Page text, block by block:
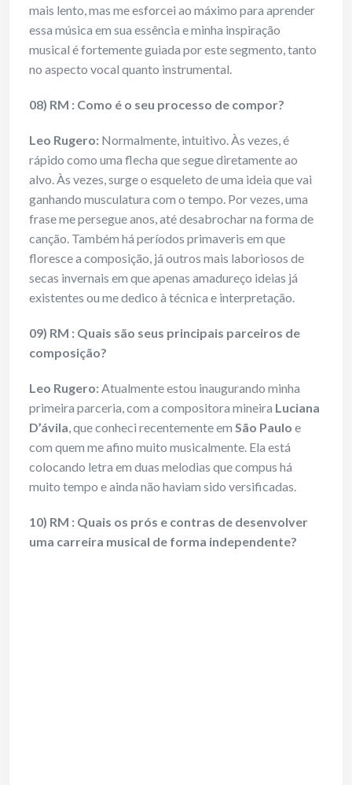
mais lento, mas me esforcei ao máximo para aprender
essa música em sua essência e minha inspiração
musical é fortemente guiada por este segmento, tanto
no aspecto vocal quanto instrumental.
08) RM : Como é o seu processo de compor?
Leo Rugero: Normalmente, intuitivo. Às vezes, é
rápido como uma flecha que segue diretamente ao
alvo. Às vezes, surge o esqueleto de uma ideia que vai
ganhando musculatura com o tempo. Por vezes, uma
frase me persegue anos, até desabrochar na forma de
canção. Também há períodos primaveris em que
floresce a composição, já outros mais laboriosos de
secas invernais em que apenas amadureço ideias já
existentes ou me dedico à técnica e interpretação.
09) RM : Quais são seus principais parceiros de
composição?
Leo Rugero:Atualmente estou inaugurando minha
primeira parceria, com a compositora mineira Luciana
D’ávila, que conheci recentemente em São Paulo e
com quem me afino muito musicalmente. Ela está
colocando letra em duas melodias que compus há
muito tempo e ainda não haviam sido versificadas.
10) RM : Quais os prós e contras de desenvolver
uma carreira musical de forma independente?